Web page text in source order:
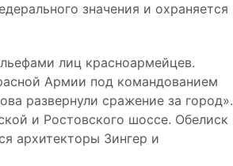
значения и охраняется
лиц красноармейцев.
Армии под командованием
развернули сражение за город».
и Ростовского шоссе. Обелиск
архитекторы Зингер и